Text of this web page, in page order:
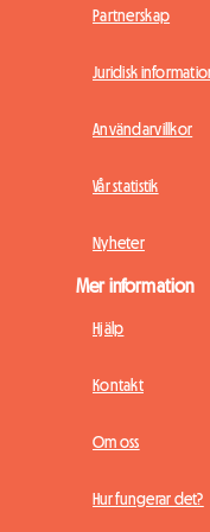
Partnerskap
Juridisk
Användarvillkor
Vår statistik
Nyheter
Mer information
Hjälp
Kontakt
Om oss
Hur fungerar det?